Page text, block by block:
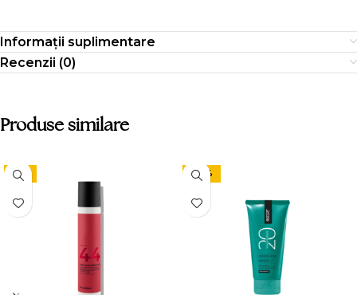
Informații suplimentare
Recenzii (0)
Produse similare
-9% -24%